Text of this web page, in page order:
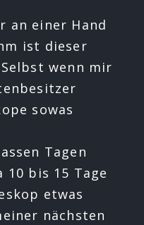
an einer Hand
ist dieser
wenn mir
sowas
Tagen
10 bis 15 Tage
etwas
nächsten